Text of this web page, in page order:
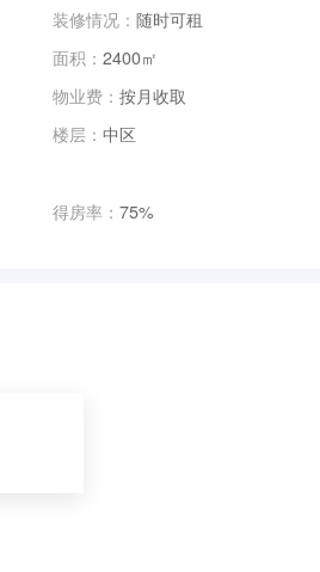
装修情况： 随时可租
面积： 2400㎡
物业费： 按月收取
楼层： 中区
得房率： 75%